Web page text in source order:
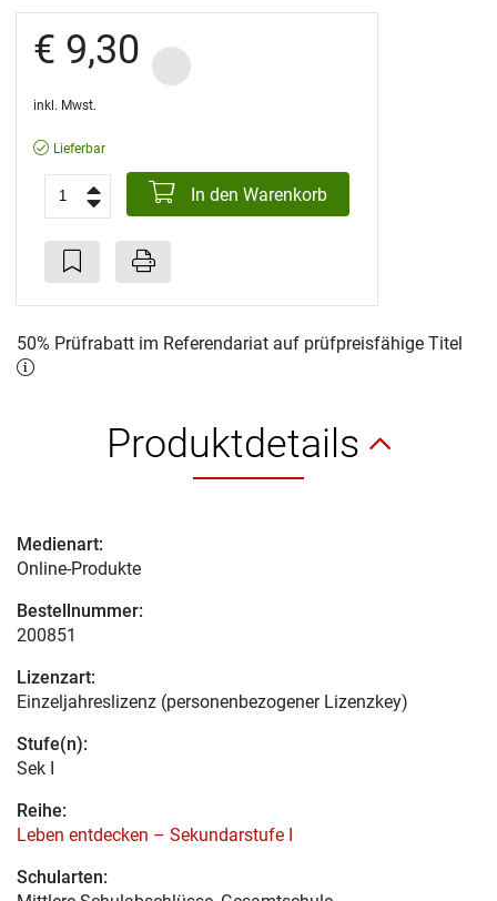
€ 9,30
inkl. Mwst.
Lieferbar
In den Warenkorb
50% Prüfrabatt im Referendariat auf prüfpreisfähige Titel
Produktdetails
Medienart:
Online-Produkte
Bestellnummer:
200851
Lizenzart:
Einzeljahreslizenz (personenbezogener Lizenzkey)
Stufe(n):
Sek I
Reihe:
Leben entdecken – Sekundarstufe I
Schularten: